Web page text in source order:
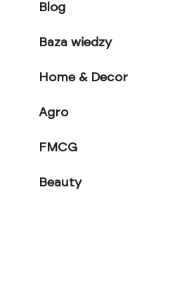
Blog
Baza wiedzy
Home & Decor
Agro
FMCG
Beauty